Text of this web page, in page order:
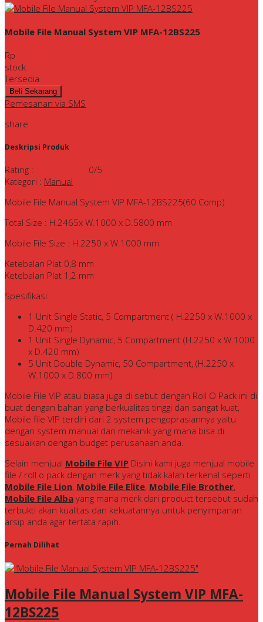
Mobile File Manual System VIP MFA-12BS225
Rp
stock
Tersedia
Pemesanan via SMS
share
Deskripsi Produk
Rating : 0/5
Kategori : Manual
Mobile File Manual System VIP MFA-12BS225(60 Comp)
Total Size : H.2465x W.1000 x D.5800 mm
Mobile File Size : H.2250 x W.1000 mm
Ketebalan Plat 0,8 mm
Ketebalan Plat 1,2 mm
Spesifikasi:
1 Unit Single Static, 5 Compartment ( H.2250 x W.1000 x
D.420 mm)
1 Unit Single Dynamic, 5 Compartment (H.2250 x W.1000
x D.420 mm)
5 Unit Double Dynamic, 50 Compartment, (H.2250 x
W.1000 x D.800 mm)
Mobile File VIP atau biasa juga di sebut dengan Roll O Pack ini di
buat dengan bahan yang berkualitas tinggi dan sangat kuat,
Mobile file VIP terdiri dari 2 system pengoprasiannya yaitu
dengan system manual dan mekanik yang mana bisa di
sesuaikan dengan budget perusahaan anda.
Selain menjual Mobile File VIP Disini kami juga menjual mobile
file / roll o pack dengan merk yang tidak kalah terkenal seperti
Mobile File Lion, Mobile File Elite, Mobile File Brother,
Mobile File Alba yang mana merk dari product tersebut sudah
terbukti akan kualitas dan kekuatannya untuk penyimpanan
arsip anda agar tertata rapih.
Pernah Dilihat
Mobile File Manual System VIP MFA-
12BS225